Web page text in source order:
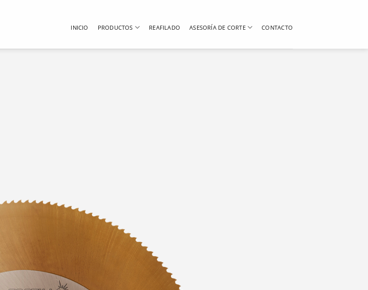
INICIO PRODUCTOS REAFILADO ASESORÍA DE CORTE CONTACTO